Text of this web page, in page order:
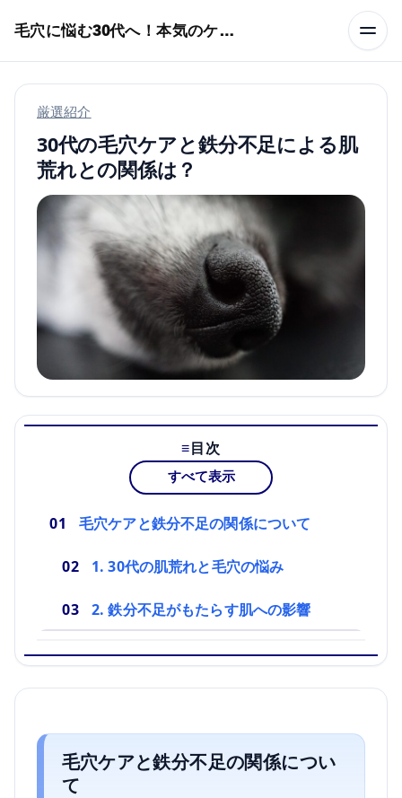
毛穴に悩む30代へ！本気のケア術特集
厳選紹介
30代の毛穴ケアと鉄分不足による肌
荒れとの関係は？
目次
すべて表示
毛穴ケアと鉄分不足の関係について
1. 30代の肌荒れと毛穴の悩み
2. 鉄分不足がもたらす肌への影響
毛穴ケアと鉄分不足の関係につい
て